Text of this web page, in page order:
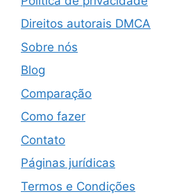
Direitos autorais DMCA
Sobre nós
Blog
Comparação
Como fazer
Contato
Páginas jurídicas
Termos e Condições